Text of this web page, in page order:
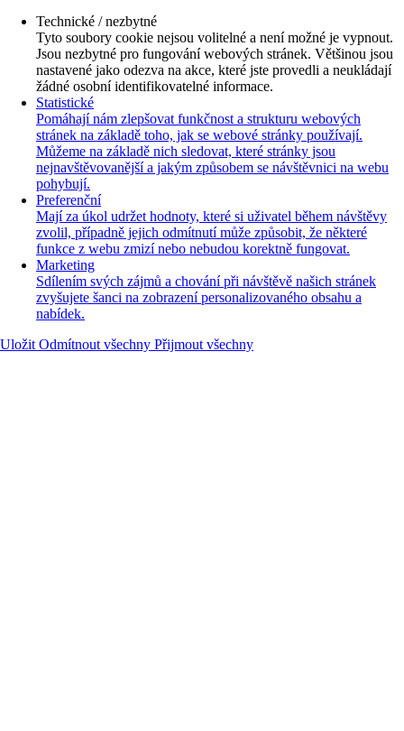
Technické / nezbytné
Tyto soubory cookie nejsou volitelné a není možné je vypnout.
Jsou nezbytné pro fungování webových stránek. Většinou jsou
nastavené jako odezva na akce, které jste provedli a neukládají
žádné osobní identifikovatelné informace.
Statistické
Pomáhají nám zlepšovat funkčnost a strukturu webových
stránek na základě toho, jak se webové stránky používají.
Můžeme na základě nich sledovat, které stránky jsou
nejnavštěvovanější a jakým způsobem se návštěvnici na webu
pohybují.
Preferenční
Mají za úkol udržet hodnoty, které si uživatel během návštěvy
zvolil, případně jejich odmítnutí může způsobit, že některé
funkce z webu zmizí nebo nebudou korektně fungovat.
Marketing
Sdílením svých zájmů a chování při návštěvě našich stránek
zvyšujete šanci na zobrazení personalizovaného obsahu a
nabídek.
Uložit Odmítnout všechny Přijmout všechny